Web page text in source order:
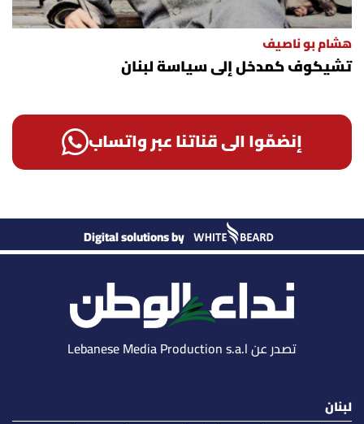
هشام بو ناصيف
تشيكوف كمدخل إلى سياسة لبنان
إنضمّوا الى قناتنا عبر واتساب
Digital solutions by
تصدر عن Lebanese Media Production s.a.l
لبنان